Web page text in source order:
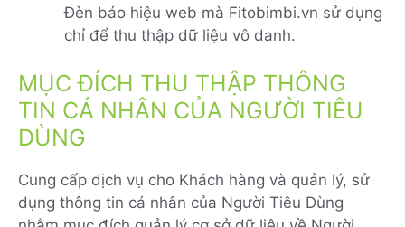
Đèn báo hiệu web mà Fitobimbi.vn sử dụng
chỉ để thu thập dữ liệu vô danh.
MỤC ĐÍCH THU THẬP THÔNG
TIN CÁ NHÂN CỦA NGƯỜI TIÊU
DÙNG
Cung cấp dịch vụ cho Khách hàng và quản lý, sử
dụng thông tin cá nhân của Người Tiêu Dùng